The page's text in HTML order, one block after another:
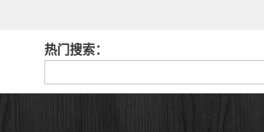
热门搜索：